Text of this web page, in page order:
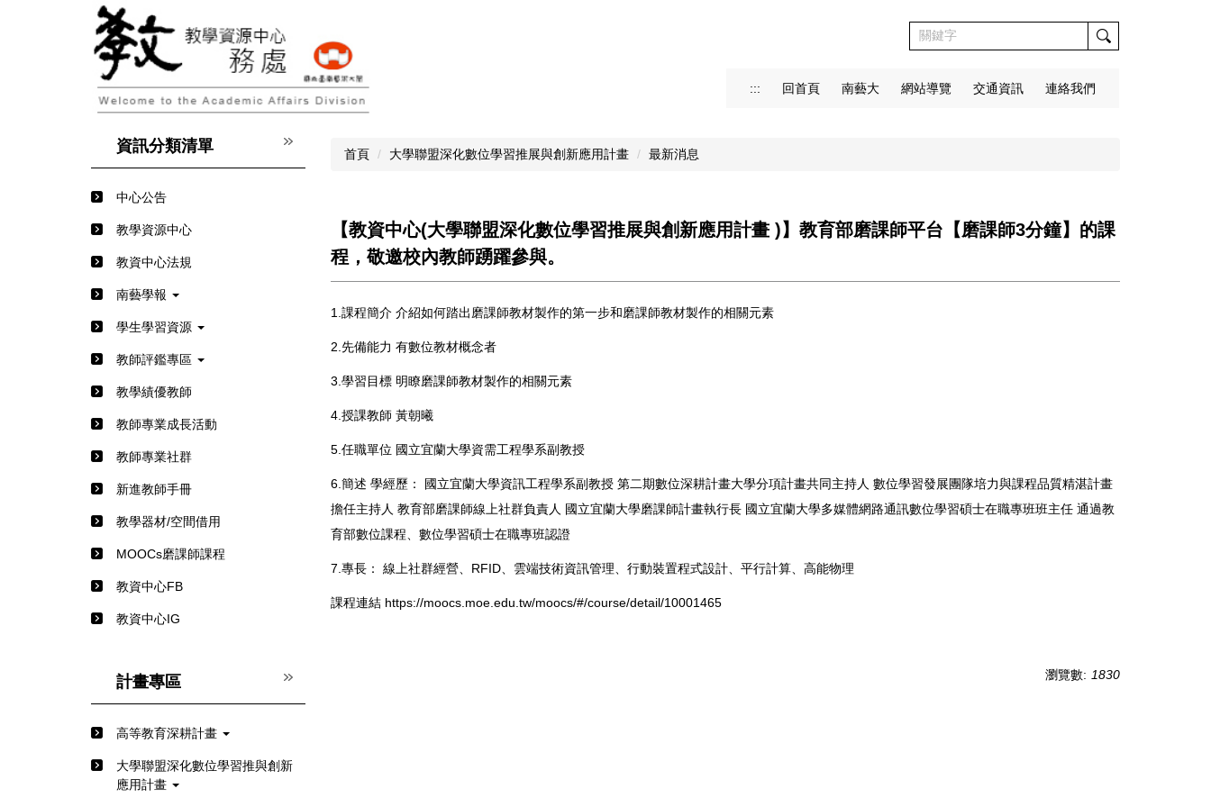
::: 回首頁 南藝大 網站導覽 交通資訊 連絡我們
資訊分類清單
中心公告
教學資源中心
教資中心法規
南藝學報
學生學習資源
教師評鑑專區
教學績優教師
教師專業成長活動
教師專業社群
新進教師手冊
教學器材/空間借用
MOOCs磨課師課程
教資中心FB
教資中心IG
計畫專區
高等教育深耕計畫
⼤學聯盟深化數位學習推與創新
應⽤計畫
首頁 ⼤學聯盟深化數位學習推展與創新應⽤計畫 最新消息
【教資中心(大學聯盟深化數位學習推展與創新應用計畫 )】教育部磨課師平台【磨課師3分鐘】的課
程，敬邀校內教師踴躍參與。
1.課程簡介 介紹如何踏出磨課師教材製作的第一步和磨課師教材製作的相關元素
2.先備能力 有數位教材概念者
3.學習目標 明瞭磨課師教材製作的相關元素
4.授課教師 黃朝曦
5.任職單位 國立宜蘭大學資需工程學系副教授
6.簡述 學經歷： 國立宜蘭大學資訊工程學系副教授 第二期數位深耕計畫大學分項計畫共同主持人 數位學習發展團隊培力與課程品質精湛計畫
擔任主持人 教育部磨課師線上社群負責人 國立宜蘭大學磨課師計畫執行長 國立宜蘭大學多媒體網路通訊數位學習碩士在職專班班主任 通過教
育部數位課程、數位學習碩士在職專班認證
7.專長： 線上社群經營、RFID、雲端技術資訊管理、行動裝置程式設計、平行計算、高能物理
課程連結 https://moocs.moe.edu.tw/moocs/#/course/detail/10001465
瀏覽數: 1830